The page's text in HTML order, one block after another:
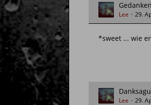
Lee 29.
*sweet ... wie
Lee 29.